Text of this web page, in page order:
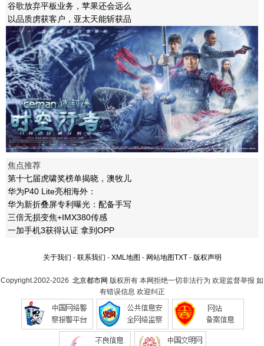
谷歌放弃平板业务，苹果还会远么
以品质虏获客户，亚太天能斩获品
焦点推荐
第十七届虎啸奖榜单揭晓，澳牧儿
华为P40 Lite亮相海外：
华为新折叠屏专利曝光：配备手写
三倍无损变焦+IMX380传感
一加手机3获得认证 拿到OPP
关于我们 - 联系我们 - XML地图 - 网站地图TXT- 版权声明
Copyright.2002-2026 北京都市网 版权所有 本网拒绝一切非法行为 欢迎监督举报 如
有错误信息 欢迎纠正